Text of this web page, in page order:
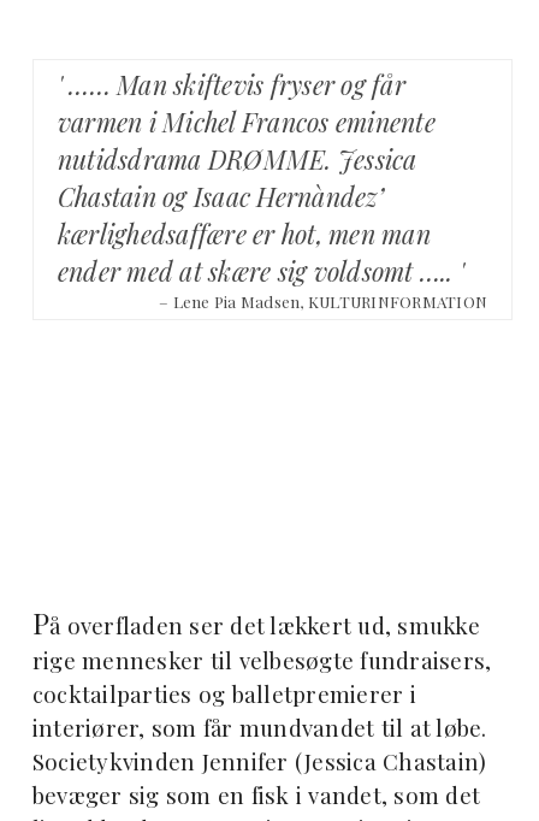
' …… Man skiftevis fryser og får
varmen i Michel Francos eminente
nutidsdrama DRØMME. Jessica
Chastain og Isaac Hernàndez’
kærlighedsaffære er hot, men man
ender med at skære sig voldsomt ….. '
– Lene Pia Madsen, KULTURINFORMATION
På overfladen ser det lækkert ud, smukke
rige mennesker til velbesøgte fundraisers,
cocktailparties og balletpremierer i
interiører, som får mundvandet til at løbe.
Societykvinden Jennifer (Jessica Chastain)
bevæger sig som en fisk i vandet, som det